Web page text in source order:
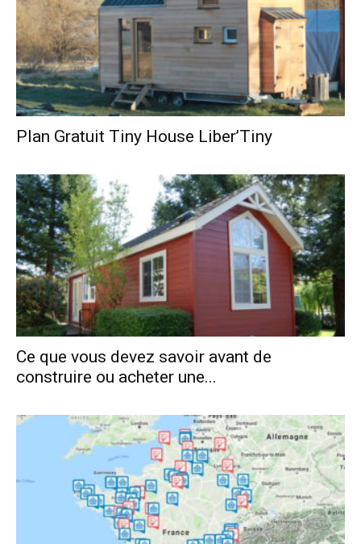
Plan Gratuit Tiny House Liber’Tiny
Ce que vous devez savoir avant de
construire ou acheter une...